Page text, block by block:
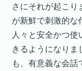
さにそれが起こり
が新鮮で刺激的な
人々と安全かつ
きるようになり
も、有意義な会